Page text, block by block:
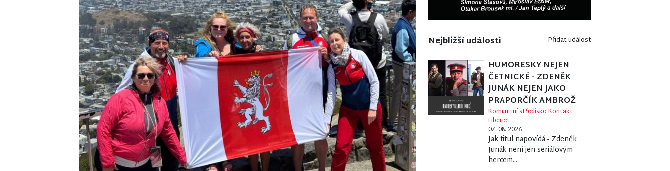
Nejbližší události Přidat událost
HUMORESKY NEJEN
ČETNICKÉ - ZDENĚK
JUNÁK NEJEN JAKO
PRAPORČÍK AMBROŽ
Komunitní středisko Kontakt
Liberec
07. 08. 2026
Jak titul napovídá - Zdeněk
Junák není jen seriálovým
hercem...